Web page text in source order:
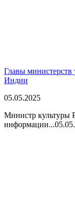
Главы министерств
Индии
05.05.2025
Министр культуры
информации...